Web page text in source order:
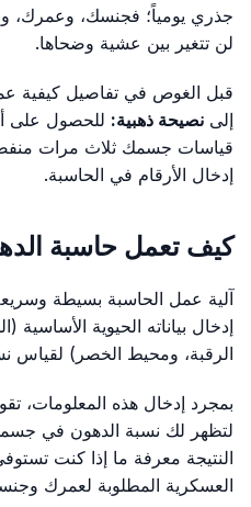
جذري يومياً؛ فجنسك،
لن تتغير بين عشية وضحاها.
قبل الغوص في تفاصيل كيفية
إلى نصيحة ذهبية: للحصول على
قياسات جسمك ثلاث مرات
إدخال الأرقام في الحاسبة.
كيف تعمل حاسبة
آلية عمل الحاسبة بسيطة
إدخال بياناته الحيوية
الرقبة، ومحيط الخصر) لقياس
بمجرد إدخال هذه المعلومات،
لتظهر لك نسبة الدهون في
النتيجة معرفة ما إذا كنت تستوفي
العسكرية المطلوبة لعمرك